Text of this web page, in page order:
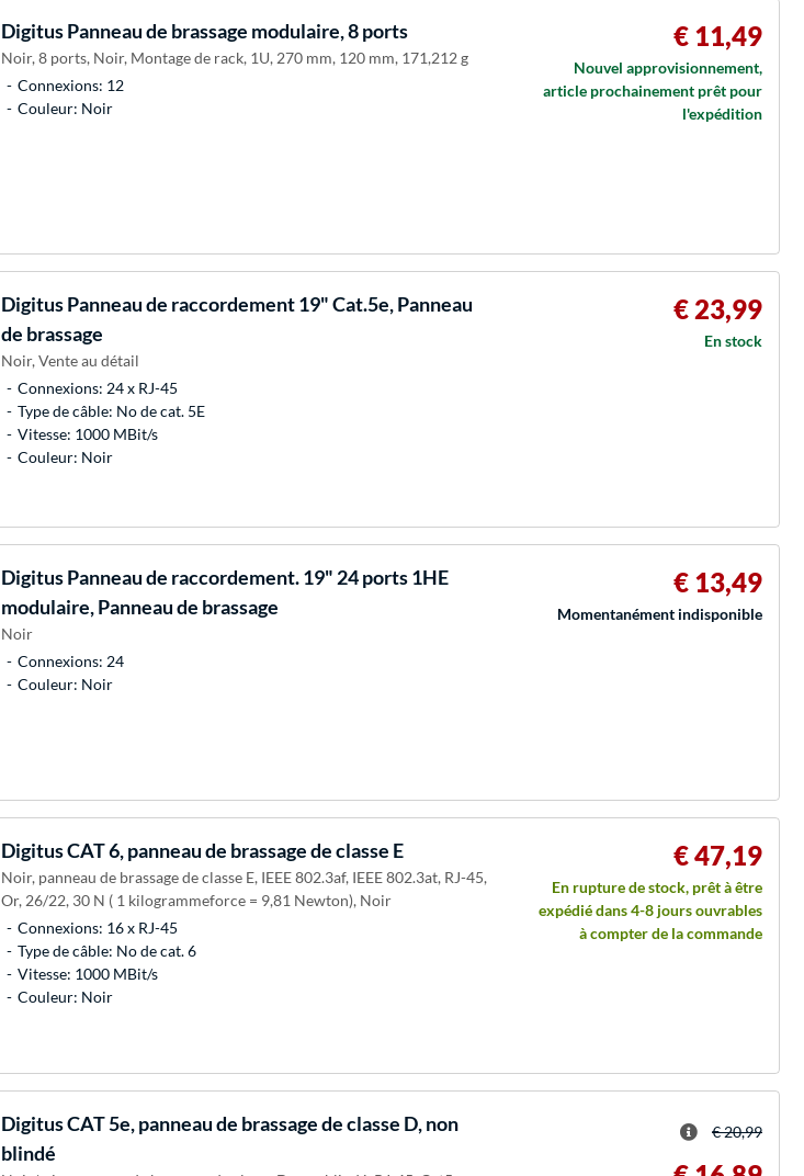
DigitusPanneau de brassage modulaire, 8 ports
Noir, 8 ports, Noir, Montage de rack, 1U, 270 mm, 120 mm, 171,212 g
Connexions: 12
Couleur: Noir
€ 11,49
Nouvel approvisionnement,
article prochainement prêt pour
l'expédition
DigitusPanneau de raccordement 19" Cat.5e, Panneau
de brassage
Noir, Vente au détail
Connexions: 24 x RJ-45
Type de câble: No de cat. 5E
Vitesse: 1000 MBit/s
Couleur: Noir
€ 23,99
En stock
DigitusPanneau de raccordement. 19" 24 ports 1HE
modulaire, Panneau de brassage
Noir
Connexions: 24
Couleur: Noir
€ 13,49
Momentanément indisponible
DigitusCAT 6, panneau de brassage de classe E
Noir, panneau de brassage de classe E, IEEE 802.3af, IEEE 802.3at, RJ-45,
Or, 26/22, 30 N ( 1 kilogrammeforce = 9,81 Newton), Noir
Connexions: 16 x RJ-45
Type de câble: No de cat. 6
Vitesse: 1000 MBit/s
Couleur: Noir
€ 47,19
En rupture de stock, prêt à être
expédié dans 4-8 jours ouvrables
à compter de la commande
DigitusCAT 5e, panneau de brassage de classe D, non
blindé
€ 20,99